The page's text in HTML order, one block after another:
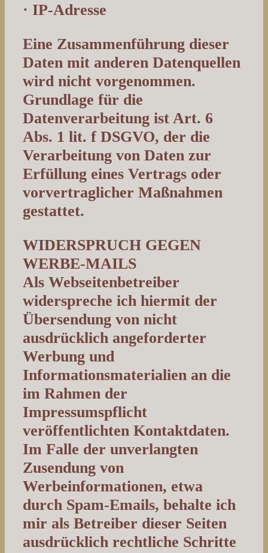
· IP-Adresse
Eine Zusammenführung dieser
Daten mit anderen Datenquellen
wird nicht vorgenommen.
Grundlage für die
Datenverarbeitung ist Art. 6
Abs. 1 lit. f DSGVO, der die
Verarbeitung von Daten zur
Erfüllung eines Vertrags oder
vorvertraglicher Maßnahmen
gestattet.
WIDERSPRUCH GEGEN
WERBE-MAILS
Als Webseitenbetreiber
widerspreche ich hiermit der
Übersendung von nicht
ausdrücklich angeforderter
Werbung und
Informationsmaterialien an die
im Rahmen der
Impressumspflicht
veröffentlichten Kontaktdaten.
Im Falle der unverlangten
Zusendung von
Werbeinformationen, etwa
durch Spam-Emails, behalte ich
mir als Betreiber dieser Seiten
ausdrücklich rechtliche Schritte